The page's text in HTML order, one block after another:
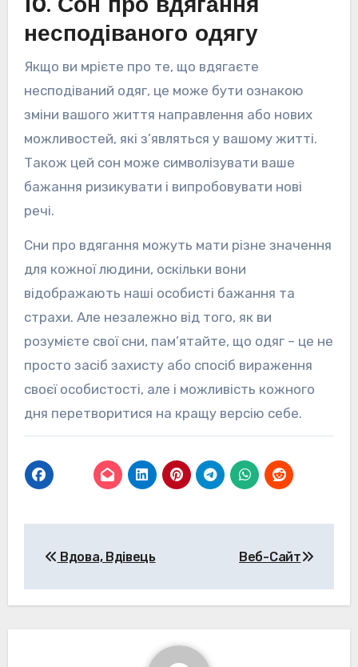
10. Сон про вдягання
несподіваного одягу
Якщо ви мрієте про те, що вдягаєте
несподіваний одяг, це може бути ознакою
зміни вашого життя направлення або нових
можливостей, які з’являться у вашому житті.
Також цей сон може символізувати ваше
бажання ризикувати і випробовувати нові
речі.
Сни про вдягання можуть мати різне значення
для кожної людини, оскільки вони
відображають наші особисті бажання та
страхи. Але незалежно від того, як ви
розумієте свої сни, пам’ятайте, що одяг – це не
просто засіб захисту або спосіб вираження
своєї особистості, але і можливість кожного
дня перетворитися на кращу версію себе.
записів
Вдова, Вдівець Веб-Сайт